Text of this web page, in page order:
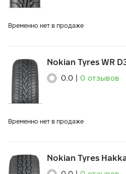
Временно нет в продаже
Nokian Tyres WR
0.0 0 отзывов
Временно нет в продаже
Nokian Tyres